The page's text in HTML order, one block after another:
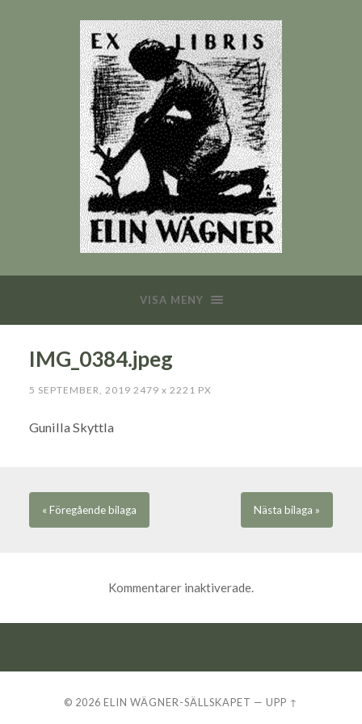
VISA MENY
IMG_0384.jpeg
5 SEPTEMBER, 2019 2479 x 2221 PX
Gunilla Skyttla
« Föregåendebilaga Nästa bilaga »
Kommentarer inaktiverade.
© 2026 ELIN WÄGNER-SÄLLSKAPET — UPP ↑